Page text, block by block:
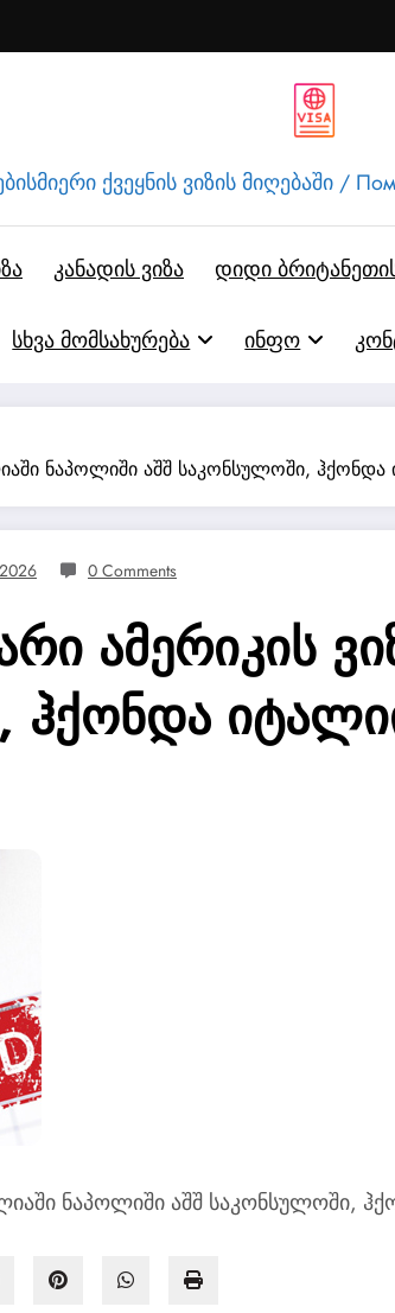
ქვეყნის ვიზის მიღებაში /
კანადის ვიზა დიდი
სხვა მომსახურება ინფო
ნაპოლიში აშშ საკონსულოში,
0 Comments
ამერიკის
ჰქონდა
ნაპოლიში აშშ საკონსულოში,